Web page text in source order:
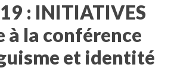
: INITIATIVES
à la conférence
et identité